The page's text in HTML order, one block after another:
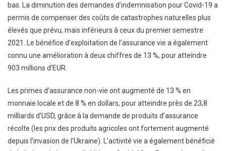
bas. La diminution des demandes d’indemnisation pour Covid-19 a
permis de compenser des coûts de catastrophes naturelles plus
élevés que prévu, mais inférieurs à ceux du premier semestre
2021. Le bénéfice d’exploitation de l’assurance vie a également
connu une amélioration à deux chiffres de 13 %, pour atteindre
903 millions d’EUR.
Les primes d’assurance non-vie ont augmenté de 13 % en
monnaie locale et de 8 % en dollars, pour atteindre près de 23,8
milliards d’USD, grâce à la demande de produits d’assurance
récolte (les prix des produits agricoles ont fortement augmenté
depuis l’invasion de l’Ukraine). L’activité vie a également bénéficié